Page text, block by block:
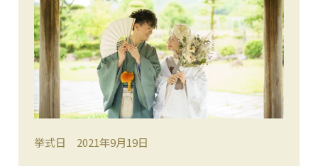
挙式日 2021年9月19日